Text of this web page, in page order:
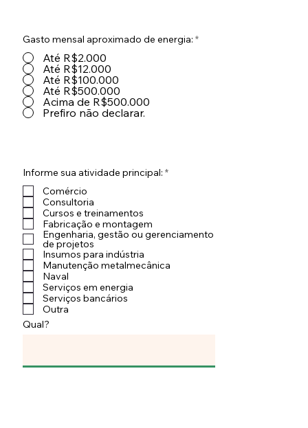
Informe sua atividade principal: *O
ó
o
Comércio
Consultoria
Cursos e treinamentos
Fabricação e montagem
Engenharia, gestão ou gerenciamento
de projetos
Insumos para indústria
Manutenção metalmecânica
Naval
Serviços em energia
Serviços bancários
Outra
Qual?
Gasto mensal aproximado de energia: *
Até R$2.000
Até R$12.000
Até R$100.000
Até R$500.000
Acima de R$500.000
Prefiro não declarar.